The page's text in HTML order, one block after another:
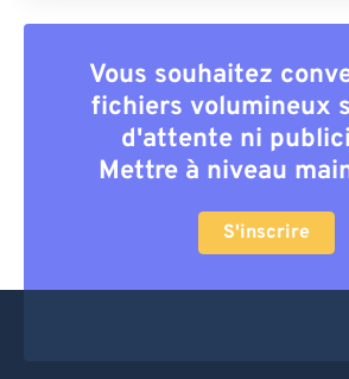
Vous souhaitez
fichiers volumineux
d'attente ni
Mettre à niveau
S'inscrire